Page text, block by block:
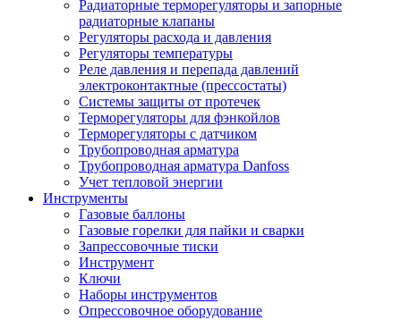
Радиаторные терморегуляторы и запорные
радиаторные клапаны
Регуляторы расхода и давления
Регуляторы температуры
Реле давления и перепада давлений
электроконтактные (прессостаты)
Системы защиты от протечек
Терморегуляторы для фэнкойлов
Терморегуляторы с датчиком
Трубопроводная арматура
Трубопроводная арматура Danfoss
Учет тепловой энергии
Инструменты
Газовые баллоны
Газовые горелки для пайки и сварки
Запрессовочные тиски
Инструмент
Ключи
Наборы инструментов
Опрессовочное оборудование